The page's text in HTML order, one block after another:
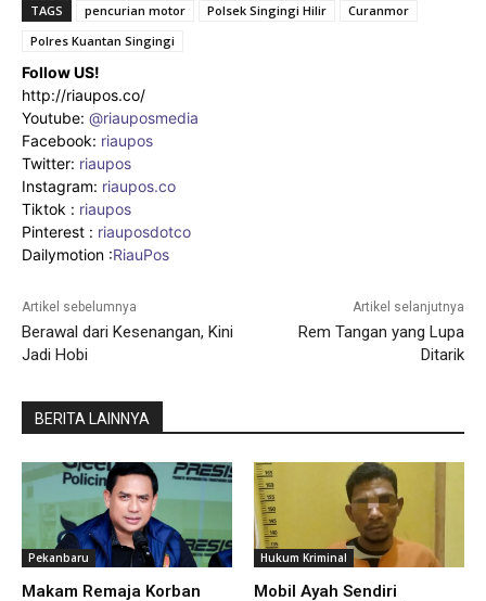
TAGS pencurian motor Polsek Singingi Hilir
Curanmor
Polres Kuantan Singingi
Follow US!
http://riaupos.co/
Youtube: @riauposmedia
Facebook: riaupos
Twitter: riaupos
Instagram: riaupos.co
Tiktok : riaupos
Pinterest : riauposdotco
Dailymotion :RiauPos
Artikel sebelumnya
Berawal dari Kesenangan, Kini
Jadi Hobi
Artikel selanjutnya
Rem Tangan yang Lupa
Ditarik
BERITA LAINNYA
Pekanbaru
Makam Remaja Korban
Hukum Kriminal
Mobil Ayah Sendiri